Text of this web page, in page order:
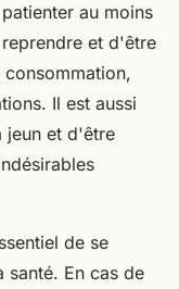
au moins
et d'être
Il est aussi
jeun et d'être
de se
santé. En cas de